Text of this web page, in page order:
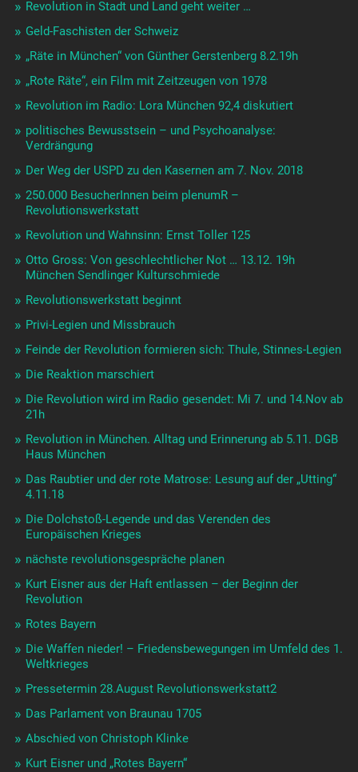
Revolution in Stadt und Land geht weiter …
Geld-Faschisten der Schweiz
„Räte in München“ von Günther Gerstenberg 8.2.19h
„Rote Räte“, ein Film mit Zeitzeugen von 1978
Revolution im Radio: Lora München 92,4 diskutiert
politisches Bewusstsein – und Psychoanalyse:
Verdrängung
Der Weg der USPD zu den Kasernen am 7. Nov. 2018
250.000 BesucherInnen beim plenumR –
Revolutionswerkstatt
Revolution und Wahnsinn: Ernst Toller 125
Otto Gross: Von geschlechtlicher Not … 13.12. 19h
München Sendlinger Kulturschmiede
Revolutionswerkstatt beginnt
Privi-Legien und Missbrauch
Feinde der Revolution formieren sich: Thule, Stinnes-Legien
Die Reaktion marschiert
Die Revolution wird im Radio gesendet: Mi 7. und 14.Nov ab
21h
Revolution in München. Alltag und Erinnerung ab 5.11. DGB
Haus München
Das Raubtier und der rote Matrose: Lesung auf der „Utting“
4.11.18
Die Dolchstoß-Legende und das Verenden des
Europäischen Krieges
nächste revolutionsgespräche planen
Kurt Eisner aus der Haft entlassen – der Beginn der
Revolution
Rotes Bayern
Die Waffen nieder! – Friedensbewegungen im Umfeld des 1.
Weltkrieges
Pressetermin 28.August Revolutionswerkstatt2
Das Parlament von Braunau 1705
Abschied von Christoph Klinke
Kurt Eisner und „Rotes Bayern“